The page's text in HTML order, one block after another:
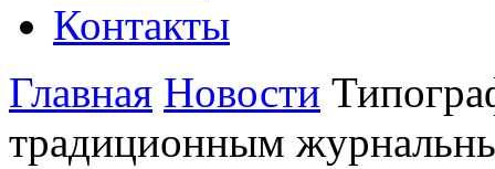
Контакты
Главная Новости
традиционным